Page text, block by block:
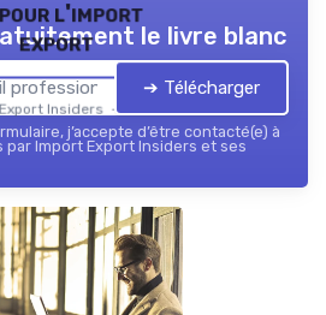
l'import
export
Insiders — 2026
le livre blanc
➔ Télécharger
j’accepte d’être contacté(e) à
par Import Export Insiders et ses